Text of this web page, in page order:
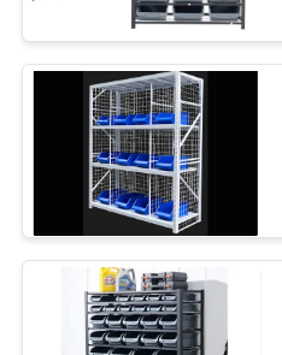
बारे
कारखाना
भ्रमण
गुणवत्ता
नियंत्रण